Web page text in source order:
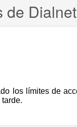
de Dialnet